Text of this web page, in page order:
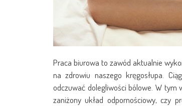
Praca biurowa to zawód aktualnie
na zdrowiu naszego kręgosłupa.
odczuwać dolegliwości bólowe. W tym
zaniżony układ odpornościowy, czy